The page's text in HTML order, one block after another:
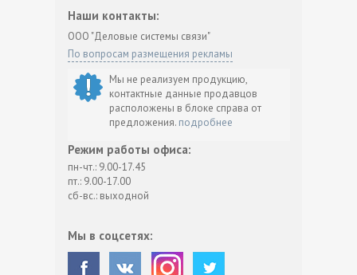
Наши контакты:
ООО "Деловые системы связи"
По вопросам размещения рекламы
Мы не реализуем продукцию,
контактные данные продавцов
расположены в блоке справа от
предложения. подробнее
Режим работы офиса:
пн-чт.: 9.00-17.45
пт.: 9.00-17.00
сб-вс.: выходной
Мы в соцсетях: